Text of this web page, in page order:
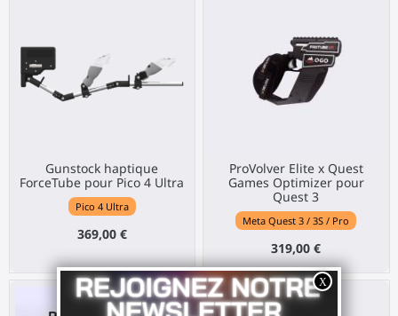
Gunstock haptique
ForceTube pour Pico 4 Ultra
Pico 4 Ultra
369,00 €
ProVolver Elite x Quest
Games Optimizer pour
Quest 3
Meta Quest 3 / 3S / Pro
319,00 €